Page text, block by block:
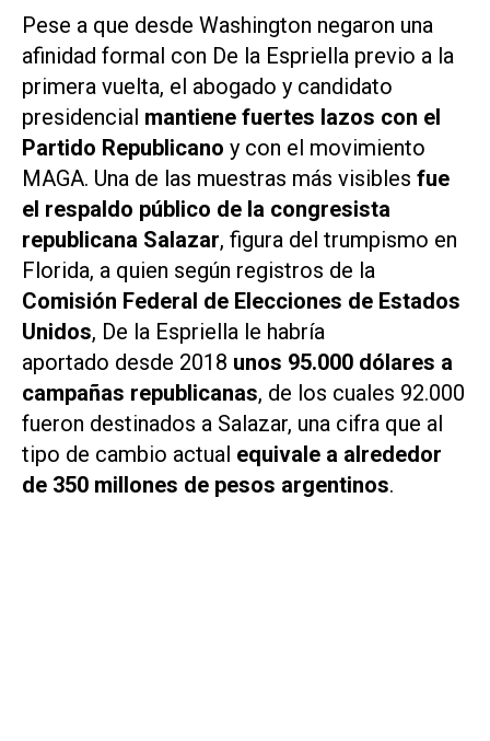
Pese a que desde Washington negaron una
afinidad formal con De la Espriella previo a la
primera vuelta, el abogado y candidato
presidencial mantiene fuertes lazos con el
Partido Republicano y con el movimiento
MAGA. Una de las muestras más visibles fue
el respaldo público de la congresista
republicana Salazar, figura del trumpismo en
Florida, a quien según registros de la
Comisión Federal de Elecciones de Estados
Unidos, De la Espriella le habría
aportado desde 2018 unos 95.000 dólares a
campañas republicanas, de los cuales 92.000
fueron destinados a Salazar, una cifra que al
tipo de cambio actual equivale a alrededor
de 350 millones de pesos argentinos.